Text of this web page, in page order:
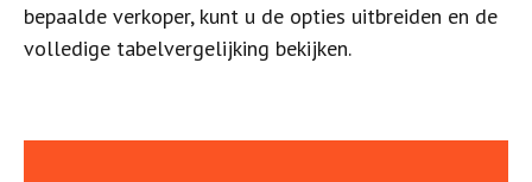
bepaalde verkoper, kunt u de opties uitbreiden en de
volledige tabelvergelijking bekijken.